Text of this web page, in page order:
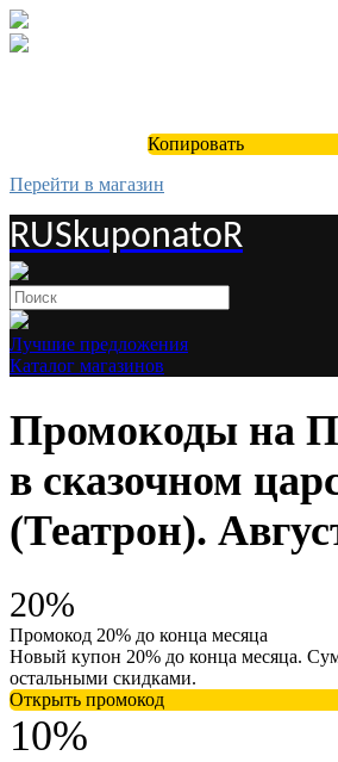
Копировать
Перейти в магазин
RUSkuponatoR
Лучшие предложения
Каталог магазинов
Промокоды на
в сказочном
(Театрон).
20%
Промокод 20% до конца месяца
Новый купон 20% до конца месяца.
остальными скидками.
Открыть промокод
10%